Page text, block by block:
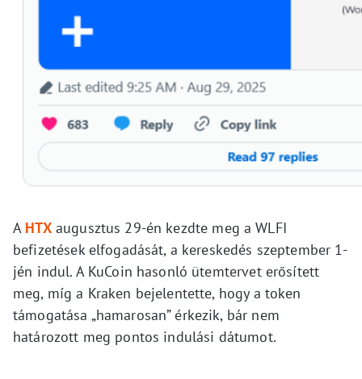
A HTXaugusztus 29-én kezdte meg a WLFI
befizetések elfogadását, a kereskedés szeptember 1-
jén indul. A KuCoin hasonló ütemtervet erősített
meg, míg a Kraken bejelentette, hogy a token
támogatása „hamarosan” érkezik, bár nem
határozott meg pontos indulási dátumot.